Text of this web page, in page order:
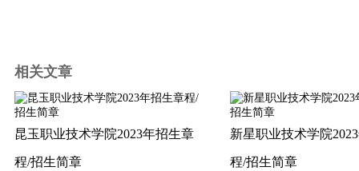
相关文章
昆玉职业技术学院2023年招生章
程/招生简章
新星职业技术学院
程/招生简章